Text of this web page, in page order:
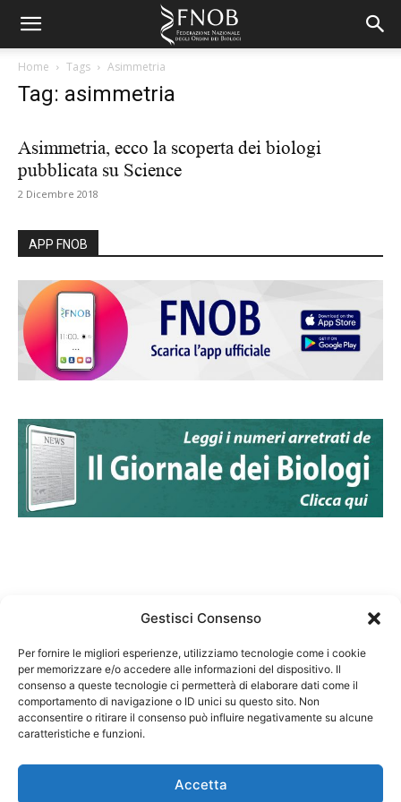
Gestisci Consenso
Per fornire le migliori esperienze, utilizziamo tecnologie come i cookie
per memorizzare e/o accedere alle informazioni del dispositivo. Il
consenso a queste tecnologie ci permetterà di elaborare dati come il
comportamento di navigazione o ID unici su questo sito. Non
acconsentire o ritirare il consenso può influire negativamente su alcune
caratteristiche e funzioni.
Accetta
Home Tags Asimmetria
Tag: asimmetria
Asimmetria, ecco la scoperta dei biologi
pubblicata su Science
2 Dicembre 2018
APP FNOB
Federazione Nazionale Degli Ordini dei Biologi:
codice fiscale 80069130583
Responsabile sito internet www.fnob.it: Vincenzo